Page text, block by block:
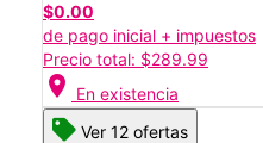
$0.00
de pago inicial + impuestos
Precio total: $289.99
location_on En existencia
Ver 12 ofertas